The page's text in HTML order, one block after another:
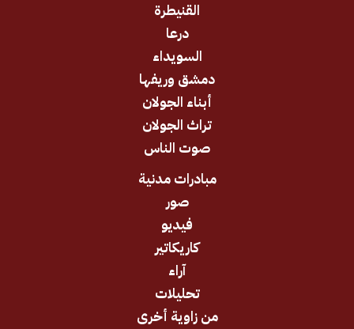
دمشق وريفها
أبناء الجولان
تراث الجولان
صوت الناس
مبادرات مدنية
من زاوية أخرى